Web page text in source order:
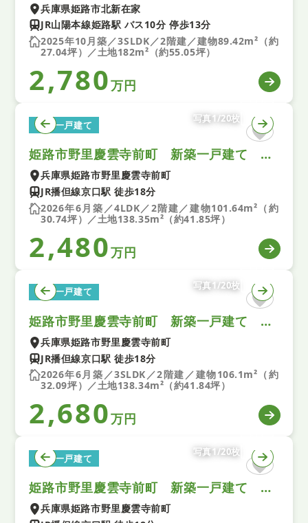
兵庫県姫路市北新在家
JR山陽本線姫路駅 バス10分 停歩13分
2025年10月築／3SLDK／2階建／建物89.42m²（約
27.04坪）／土地182m²（約55.05坪）
2,780万円
新築一戸建て
写真1/20枚
姫路市野里慶雲寺前町 新築一戸建て 第１ ２号棟
兵庫県姫路市野里慶雲寺前町
JR播但線京口駅 徒歩18分
2026年6月築／4LDK／2階建／建物101.64m²（約
30.74坪）／土地138.35m²（約41.85坪）
2,480万円
新築一戸建て
写真1/20枚
姫路市野里慶雲寺前町 新築一戸建て 第１ ３号棟
兵庫県姫路市野里慶雲寺前町
JR播但線京口駅 徒歩18分
2026年6月築／3SLDK／2階建／建物106.1m²（約
32.09坪）／土地138.34m²（約41.84坪）
2,680万円
新築一戸建て
写真1/20枚
姫路市野里慶雲寺前町 新築一戸建て 第１ １号棟
兵庫県姫路市野里慶雲寺前町